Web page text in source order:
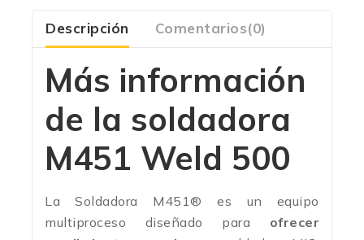
Descripción Comentarios(0)
Más información
de la soldadora
M451 Weld 500
La Soldadora M451® es un equipo
multiproceso diseñado para ofrecer